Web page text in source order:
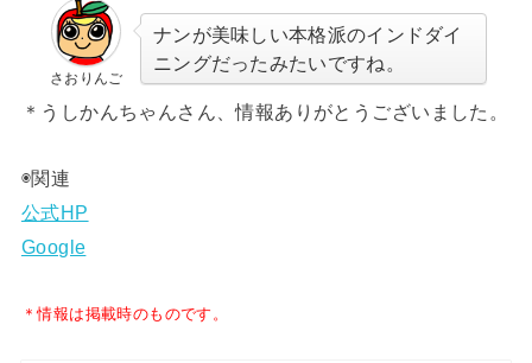
さおりんご
ナンが美味しい本格派のインドダイ
ニングだったみたいですね。
＊うしかんちゃんさん、情報ありがとうございました。
◉関連
公式HP
Google
＊情報は掲載時のものです。